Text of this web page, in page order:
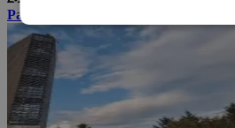
Park linowy w centrum Spiders